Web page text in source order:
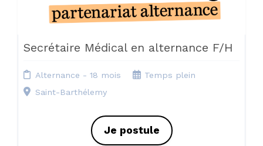
Secrétaire Médical en alternance F/H
Alternance - 18 mois
Temps plein
Saint-Barthélemy
Je postule